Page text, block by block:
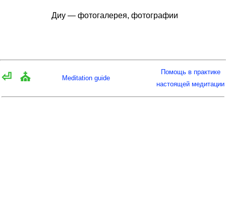
Диу — фотогалерея, фотографии
⏎ ⛪ Meditation guide
Помощь в практике
настоящей медитации